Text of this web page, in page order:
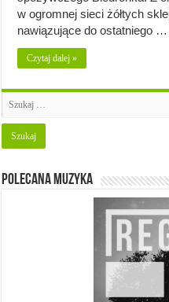
w ogromnej sieci żółtych
nawiązujące do ostatniego …
Czytaj dalej »
Polecana muzyka